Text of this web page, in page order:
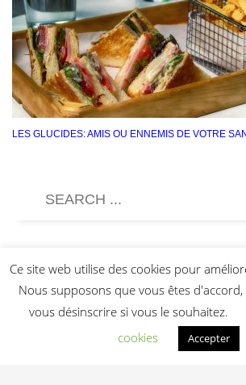
LES GLUCIDES: AMIS OU ENNEMIS DE VOTRE
Ce site web utilise des cookies pour
Nous supposons que vous êtes
vous désinscrire si vous le souhaitez.
cookies
Accepter